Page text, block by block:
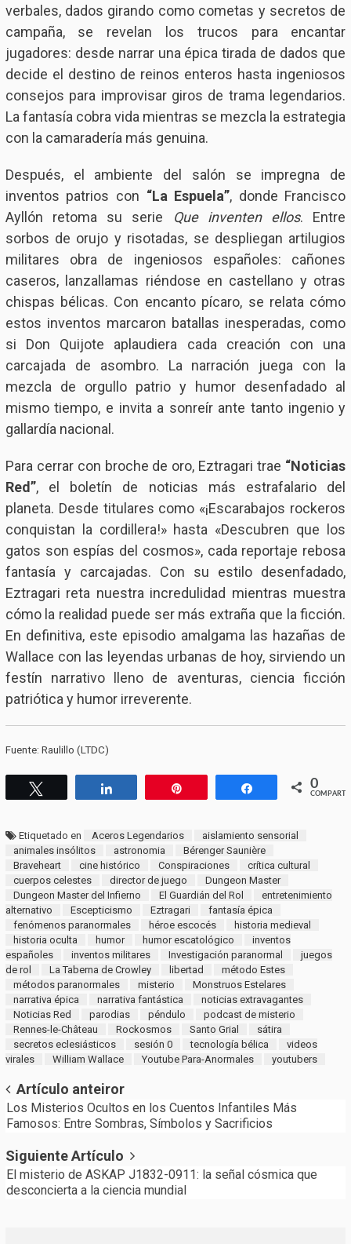
verbales, dados girando como cometas y secretos de
campaña, se revelan los trucos para encantar
jugadores: desde narrar una épica tirada de dados que
decide el destino de reinos enteros hasta ingeniosos
consejos para improvisar giros de trama legendarios.
La fantasía cobra vida mientras se mezcla la estrategia
con la camaradería más genuina.
Después, el ambiente del salón se impregna de
inventos patrios con “La Espuela”, donde Francisco
Ayllón retoma su serie
Que inventen ellos. Entre
sorbos de orujo y risotadas, se despliegan artilugios
militares obra de ingeniosos españoles: cañones
caseros, lanzallamas riéndose en castellano y otras
chispas bélicas. Con encanto pícaro, se relata cómo
estos inventos marcaron batallas inesperadas, como
si Don Quijote aplaudiera cada creación con una
carcajada de asombro. La narración juega con la
mezcla de orgullo patrio y humor desenfadado al
mismo tiempo, e invita a sonreír ante tanto ingenio y
gallardía nacional.
Para cerrar con broche de oro, Eztragari trae “Noticias
Red”, el boletín de noticias más estrafalario del
planeta. Desde titulares como «¡Escarabajos rockeros
conquistan la cordillera!» hasta «Descubren que los
gatos son espías del cosmos», cada reportaje rebosa
fantasía y carcajadas. Con su estilo desenfadado,
Eztragari reta nuestra incredulidad mientras muestra
cómo la realidad puede ser más extraña que la ficción.
En definitiva, este episodio amalgama las hazañas de
Wallace con las leyendas urbanas de hoy, sirviendo un
festín narrativo lleno de aventuras, ciencia ficción
patriótica y humor irreverente.
Fuente: Raulillo (LTDC)
Compartir Compartir0
Etiquetado en Aceros Legendarios
aislamiento sensorial
animales insólitos
astronomia
Bérenger Saunière
Braveheart
cine histórico Conspiraciones
crítica cultural
cuerpos celestes
director de juego
Dungeon Master
Dungeon Master del Infierno
El Guardián del Rol
entretenimiento
alternativo
Escepticismo Eztragari
fantasía épica
fenómenos paranormales
héroe escocés
historia medieval
historia oculta
humor humor escatológico
inventos
españoles
inventos militares Investigación paranormal
juegos
de rol
La Taberna de Crowley libertad
método Estes
métodos paranormales
misterio
Monstruos Estelares
narrativa épica
narrativa fantástica
noticias extravagantes
Noticias Red
parodias péndulo
podcast de misterio
Rennes-le-Château
Rockosmos Santo Grial
sátira
secretos eclesiásticos
sesión 0 tecnología bélica
videos
virales
William Wallace Youtube Para-Anormales youtubers
Post
navigation
Artículo anteiror
Los Misterios Ocultos en los Cuentos Infantiles Más
Famosos: Entre Sombras, Símbolos y Sacrificios
Siguiente Artículo
El misterio de ASKAP J1832-0911: la señal cósmica que
desconcierta a la ciencia mundial